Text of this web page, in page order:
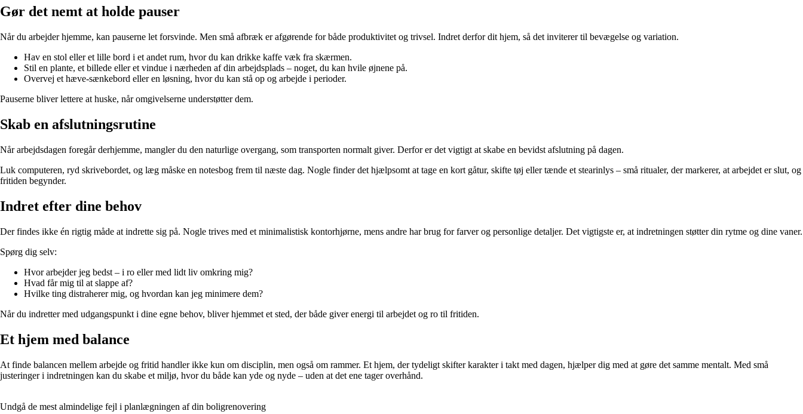
Gør det nemt at holde pauser
Når du arbejder hjemme, kan pauserne let forsvinde. Men små afbræk er afgørende for både produktivitet og trivsel. Indret derfor dit hjem, så det inviterer til bevægelse og variation.
Hav en stol eller et lille bord i et andet rum, hvor du kan drikke kaffe væk fra skærmen.
Stil en plante, et billede eller et vindue i nærheden af din arbejdsplads – noget, du kan hvile øjnene på.
Overvej et hæve-sænkebord eller en løsning, hvor du kan stå op og arbejde i perioder.
Pauserne bliver lettere at huske, når omgivelserne understøtter dem.
Skab en afslutningsrutine
Når arbejdsdagen foregår derhjemme, mangler du den naturlige overgang, som transporten normalt giver. Derfor er det vigtigt at skabe en bevidst afslutning på dagen.
Luk computeren, ryd skrivebordet, og læg måske en notesbog frem til næste dag. Nogle finder det hjælpsomt at tage en kort gåtur, skifte tøj eller tænde et stearinlys – små ritualer, der markerer, at arbejdet er slut, og
fritiden begynder.
Indret efter dine behov
Der findes ikke én rigtig måde at indrette sig på. Nogle trives med et minimalistisk kontorhjørne, mens andre har brug for farver og personlige detaljer. Det vigtigste er, at indretningen støtter din rytme og dine vaner.
Spørg dig selv:
Hvor arbejder jeg bedst – i ro eller med lidt liv omkring mig?
Hvad får mig til at slappe af?
Hvilke ting distraherer mig, og hvordan kan jeg minimere dem?
Når du indretter med udgangspunkt i dine egne behov, bliver hjemmet et sted, der både giver energi til arbejdet og ro til fritiden.
Et hjem med balance
At finde balancen mellem arbejde og fritid handler ikke kun om disciplin, men også om rammer. Et hjem, der tydeligt skifter karakter i takt med dagen, hjælper dig med at gøre det samme mentalt. Med små
justeringer i indretningen kan du skabe et miljø, hvor du både kan yde og nyde – uden at det ene tager overhånd.
Undgå de mest almindelige fejl i planlægningen af din boligrenovering